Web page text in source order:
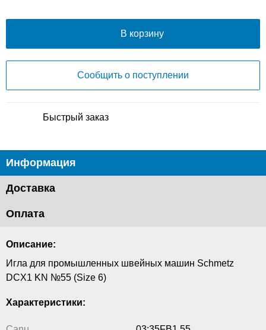
В корзину
Сообщить о поступлении
Быстрый заказ
Информация
Доставка
Оплата
Описание:
Игла для промышленных швейных машин Schmetz
DCX1 KN №55 (Size 6)
Характеристики: